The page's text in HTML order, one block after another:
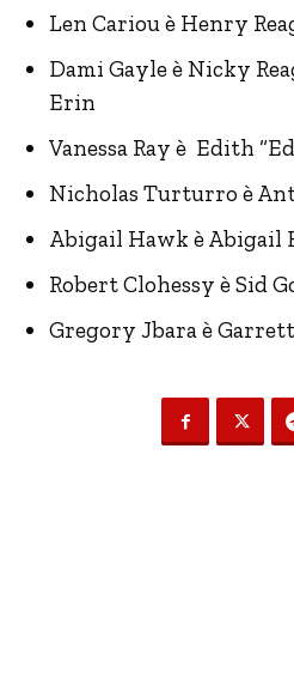
Len Cariou è Henry
Dami Gayle è Nicky
Erin
Vanessa Ray è Edith
Nicholas Turturro è
Abigail Hawk è Abigail
Robert Clohessy è Sid
Gregory Jbara è